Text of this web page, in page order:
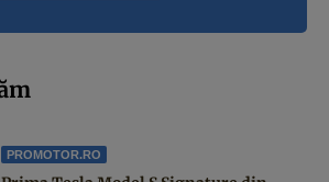
PROMOTOR.RO